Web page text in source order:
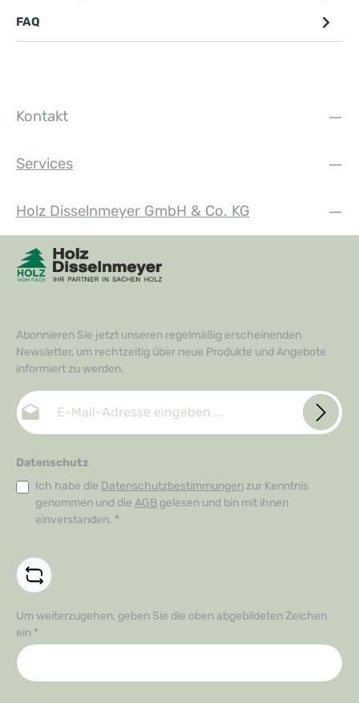
FAQ
Kontakt
Services
Holz Disselnmeyer GmbH & Co. KG
Abonnieren Sie jetzt unseren regelmäßig erscheinenden
Newsletter, um rechtzeitig über neue Produkte und Angebote
informiert zu werden.
E-Mail-Adresse*
Datenschutz
Ich habe die Datenschutzbestimmungen zur Kenntnis
genommen und die AGB gelesen und bin mit ihnen
einverstanden. *
Um weiterzugehen, geben Sie die oben abgebildeten Zeichen
ein *